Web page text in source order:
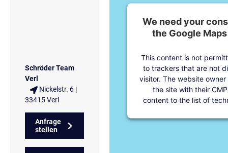
Schröder Team
Verl
Nickelstr. 6 |
33415 Verl
Anfrage
stellen
We need your
the Google
This content is not
to trackers that are not
visitor. The website
the site with their
content to the list of